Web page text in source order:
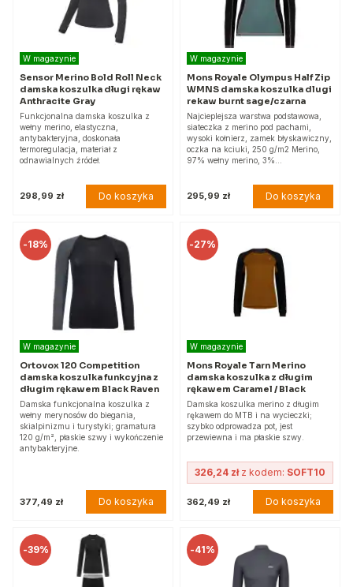
W magazynie
Sensor Merino Bold Roll Neck
damska koszulka długi rękaw
Anthracite Gray
Funkcjonalna damska koszulka z
wełny merino, elastyczna,
antybakteryjna, doskonała
termoregulacja, materiał z
odnawialnych źródeł.
298,99 zł Do koszyka
W magazynie
Mons Royale Olympus Half Zip
WMNS damska koszulka dlugi
rekaw burnt sage/czarna
Najcieplejsza warstwa podstawowa,
siateczka z merino pod pachami,
wysoki kołnierz, zamek błyskawiczny,
oczka na kciuki, 250 g/m2 Merino,
97% wełny merino, 3%…
295,99 zł Do koszyka
-18%
W magazynie
Ortovox 120 Competition
damska koszulka funkcyjna z
długim rękawem Black Raven
Damska funkcjonalna koszulka z
wełny merynosów do biegania,
skialpinizmu i turystyki; gramatura
120 g/m², płaskie szwy i wykończenie
antybakteryjne.
377,49 zł Do koszyka
-27%
W magazynie
Mons Royale Tarn Merino
damska koszulka z długim
rękawem Caramel / Black
Damska koszulka merino z długim
rękawem do MTB i na wycieczki;
szybko odprowadza pot, jest
przewiewna i ma płaskie szwy.
326,24 złz kodem: SOFT10
362,49 zł Do koszyka
-39% -41%